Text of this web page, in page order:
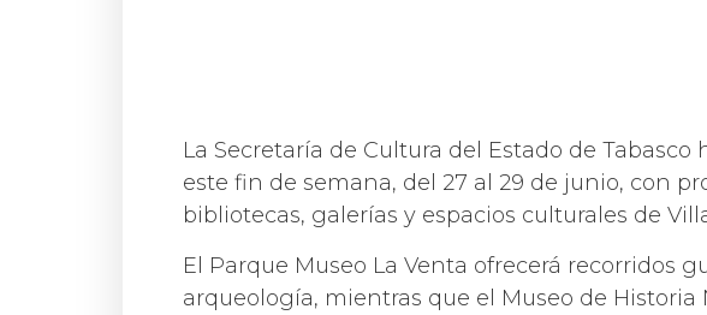
La Secretaría de Cultura del Estado de
este fin de semana, del 27 al 29 de junio, con
bibliotecas, galerías y espacios culturales de
El Parque Museo La Venta ofrecerá recorridos
arqueología, mientras que el Museo de